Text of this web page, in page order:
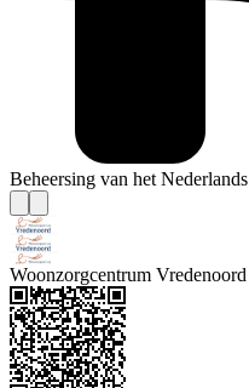
Beheersing van het Nederlands
Woonzorgcentrum Vredenoord